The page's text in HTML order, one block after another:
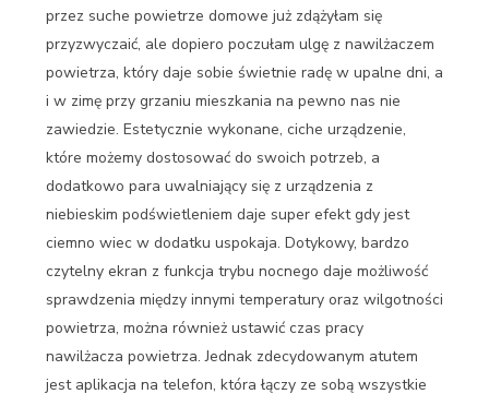
przez suche powietrze domowe już zdążyłam się
przyzwyczaić, ale dopiero poczułam ulgę z nawilżaczem
powietrza, który daje sobie świetnie radę w upalne dni, a
i w zimę przy grzaniu mieszkania na pewno nas nie
zawiedzie. Estetycznie wykonane, ciche urządzenie,
które możemy dostosować do swoich potrzeb, a
dodatkowo para uwalniający się z urządzenia z
niebieskim podświetleniem daje super efekt gdy jest
ciemno wiec w dodatku uspokaja. Dotykowy, bardzo
czytelny ekran z funkcja trybu nocnego daje możliwość
sprawdzenia między innymi temperatury oraz wilgotności
powietrza, można również ustawić czas pracy
nawilżacza powietrza. Jednak zdecydowanym atutem
jest aplikacja na telefon, która łączy ze sobą wszystkie